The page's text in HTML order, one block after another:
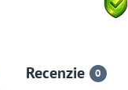
Recenzie 0